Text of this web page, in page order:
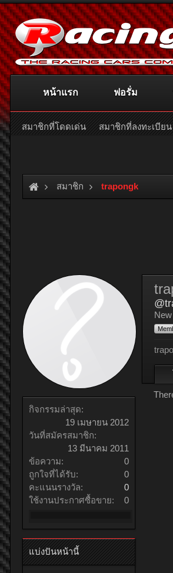
สมาชิก trapongk
กิจกรรมล่าสุด:
19 เมษายน 2012
วันที่สมัครสมาชิก:
13 มีนาคม 2011
ข้อความ:
0
ถูกใจที่ได้รับ:
0
คะแนนรางวัล:
0
ใช้งานประกาศซื้อขาย:
0
แบ่งปันหน้านี้
หน้าแรก ฟอรั่ม
สมาชิกที่โดดเด่น สมาชิกที่ลงทะเบียน